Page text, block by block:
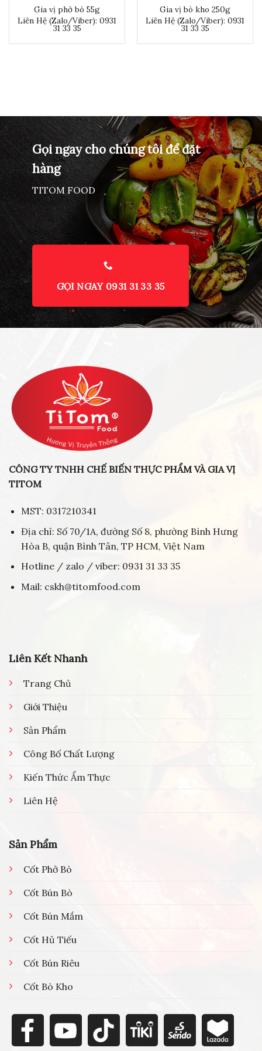
Gia vị phở bò 55g
Liên Hệ (Zalo/Viber): 0931
31 33 35
Gia vị bò kho 250g
Liên Hệ (Zalo/Viber): 0931
31 33 35
Gọi ngay cho chúng tôi để đặt
hàng
TITOM FOOD
GỌI NGAY 0931 31 33 35
CÔNG TY TNHH CHẾ BIẾN THỰC PHẨM VÀ GIA VỊ
TITOM
MST: 0317210341
Địa chỉ: Số 70/1A, đường Số 8, phường Bình Hưng
Hòa B, quận Bình Tân, TP HCM, Việt Nam
Hotline / zalo / viber: 0931 31 33 35
Mail: cskh@titomfood.com
Liên Kết Nhanh
Trang Chủ
Giới Thiệu
Sản Phẩm
Công Bố Chất Lượng
Kiến Thức Ẩm Thực
Liên Hệ
Sản Phẩm
Cốt Phở Bò
Cốt Bún Bò
Cốt Bún Mắm
Cốt Hủ Tiếu
Cốt Bún Riêu
Cốt Bò Kho